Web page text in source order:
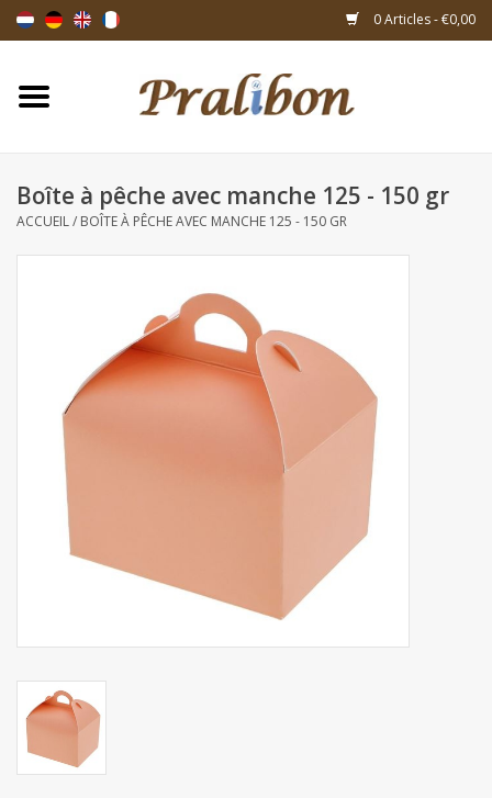
0 Articles - €0,00
Accueil
Sacs & sachets
Articles-cadeaux
Matériel d'emballage
Thèmes
Collections
Boîte à pêche avec manche 125 - 150 gr
ACCUEIL/ BOÎTE À PÊCHE AVEC MANCHE 125 - 150 GR